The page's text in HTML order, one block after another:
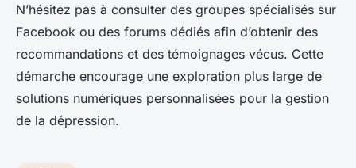
N’hésitez pas à consulter des groupes spécialisés sur
Facebook ou des forums dédiés afin d’obtenir des
recommandations et des témoignages vécus. Cette
démarche encourage une exploration plus large de
solutions numériques personnalisées pour la gestion
de la dépression.